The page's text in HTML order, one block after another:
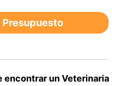
encontrar un Veterinaria